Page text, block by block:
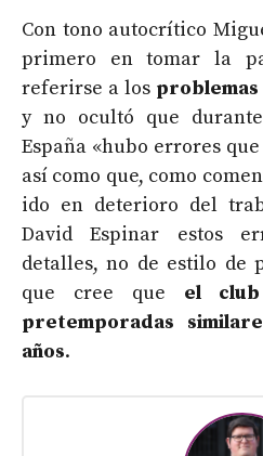
Con tono autocrítico
primero en tomar la
referirse a los
y no ocultó que
España «hubo errores
así como que, como
ido en deterioro del
David Espinar estos
detalles, no de estilo de
que cree que el
pretemporadas
años.